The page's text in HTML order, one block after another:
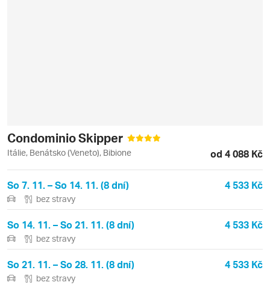
Condominio Skipper
Itálie, Benátsko (Veneto), Bibione od 4 088 Kč
So 7. 11. – So 14. 11. (8 dní) 4 533 Kč
bez stravy
So 14. 11. – So 21. 11. (8 dní) 4 533 Kč
bez stravy
So 21. 11. – So 28. 11. (8 dní) 4 533 Kč
bez stravy